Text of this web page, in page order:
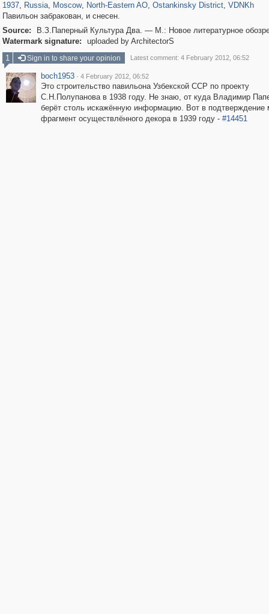
1937, Russia, Moscow, North-Eastern AO, Ostankinsky District, VDNKh
Павильон забракован, и снесен.
Source:
В.З.Паперный Культура Два. — М.: Новое литературное
Watermark signature:
uploaded by ArchitectorS
1
Sign in to share your opinion Latest comment: 4 February 2012, 06:52
boch1953 · 4 February 2012, 06:52
Это строительство павильона Узбекской ССР по проекту
С.Н.Полупанова в 1938 году. Не знаю, от куда Владимир
берёт столь искажённую информацию. Вот в подтверждение
фрагмент осуществлённого декора в 1939 году - #14451